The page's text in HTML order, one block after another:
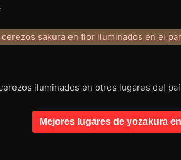
iluminados en otros lugares del
Mejores lugares de yozakura